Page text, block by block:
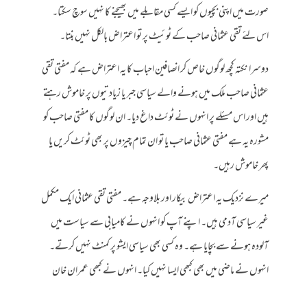
صورت میں اپنی بچیوں کو ایسے کسی مقابلے میں بھیجنے کا نہیں سوچ سکتا۔
اس لئے تقی عثمانی صاحب کے ٹوئیٹ پر تو اعتراض بالکل نہیں بنتا۔
دوسرا نکتہ کچھ لوگوں خاص کر انصافین احباب کا یہ اعتراض ہے کہ مفتی تقی
عثمانی صاحب ملک میں ہونے والے سیاسی جبر یا زیادتیوں پر خاموش رہتے
ہیں اور اس مسئلے پر انہوں نے ٹوئٹ داغ دیا۔ ان لوگوں کا مفتی صاحب کو
مشورہ یہ ہے مفتی عثمانی صاحب یا تو ان تمام چیزوں پر بھی ٹوئٹ کریں یا
پھر خاموش رہیں۔
میرے نزدیک یہ اعتراض بیکار اور بلاوجہ ہے۔ مفتی تقی عثمانی ایک مکمل
غیر سیاسی آدمی ہیں۔ اپنے آپ کو انہوں نے کامیابی سے سیاست میں
آلودہ ہونے سے بچایا ہے۔ وہ کسی بھی سیاسی ایشو پر کمنٹ نہیں کرتے۔
انہوں نے ماضی میں بھی کبھی ایسا نہیں کیا۔ انہوں نے کبھی عمران خان